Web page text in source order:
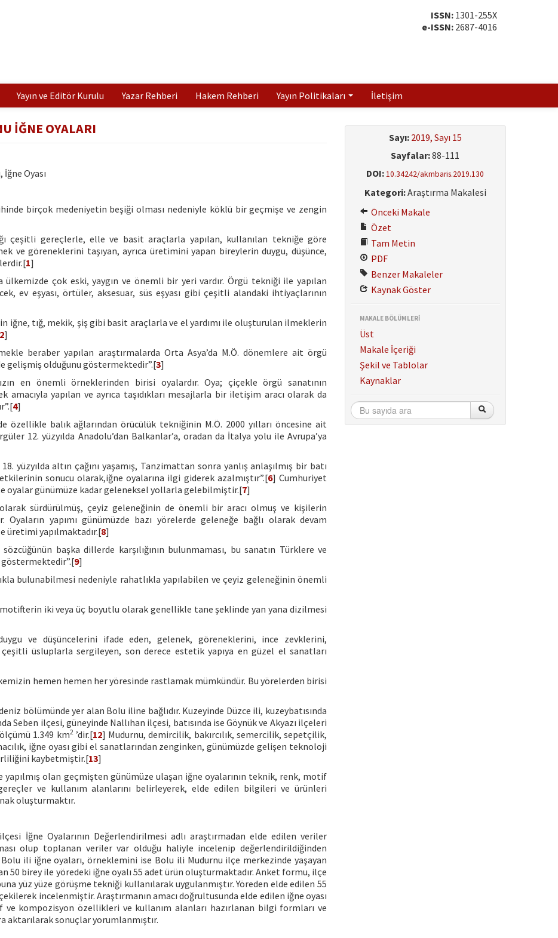
ISSN:1301-255X
e-ISSN:2687-4016
Yayın ve Editör Kurulu Yazar Rehberi Hakem Rehberi Yayın Politikaları İletişim
İĞNE OYALARI
Oyası
birçok medeniyetin beşiği olması nedeniyle köklü bir geçmişe ve zengin
çeşitli gereçlerle, elle ve basit araçlarla yapılan, kullanılan tekniğe göre
ve göreneklerini taşıyan, ayrıca üretimini yapan bireylerin duygu, düşünce,
1]
ülkemizde çok eski, yaygın ve önemli bir yeri vardır. Örgü tekniği ile yapılan
ev eşyası, örtüler, aksesuar, süs eşyası gibi çeşitli alandaki ihtiyaçlarının
iğne, tığ, mekik, şiş gibi basit araçlarla ve el yardımı ile oluşturulan ilmeklerin
2]
beraber yapılan araştırmalarda Orta Asya’da M.Ö. dönemlere ait örgü
gelişmiş olduğunu göstermektedir”.[3]
en önemli örneklerinden birisi oyalardır. Oya; çiçekle örgü sanatının
amacıyla yapılan ve ayrıca taşıdıkları mesajlarla bir iletişim aracı olarak da
4]
özellikle balık ağlarından örücülük tekniğinin M.Ö. 2000 yılları öncesine ait
12. yüzyılda Anadolu’dan Balkanlar’a, oradan da İtalya yolu ile Avrupa’ya
yüzyılda altın çağını yaşamış, Tanzimattan sonra yanlış anlaşılmış bir batı
sonucu olarak,iğne oyalarına ilgi giderek azalmıştır”.[6] Cumhuriyet
günümüze kadar geleneksel yollarla gelebilmiştir.[7]
olarak sürdürülmüş, çeyiz geleneğinin de önemli bir aracı olmuş ve kişilerin
yapımı günümüzde bazı yörelerde geleneğe bağlı olarak devam
üretimi yapılmaktadır.[8]
başka dillerde karşılığının bulunmaması, bu sanatın Türklere ve
göstermektedir”.[9]
bulunabilmesi nedeniyle rahatlıkla yapılabilen ve çeyiz geleneğinin önemli
motifterin iki veya üç boyutlu olarak genellikle tane şeklinde yan yana dizilmesi
ve düşüncelerini ifade eden, gelenek, göreneklerini, ince zevklerini,
çeşitli üsluplarla sergileyen, son derece estetik yapıya en güzel el sanatları
hemen hemen her yöresinde rastlamak mümkündür. Bu yörelerden birisi
bölümünde yer alan Bolu iline bağlıdır. Kuzeyinde Düzce ili, kuzeybatısında
Seben ilçesi, güneyinde Nallıhan ilçesi, batısında ise Göynük ve Akyazı ilçeleri
1.349 km2’dir.[12] Mudurnu, demircilik, bakırcılık, semercilik, sepetçilik,
iğne oyası gibi el sanatlarından zenginken, günümüzde gelişen teknoloji
kaybetmiştir.[13]
yapılmış olan geçmişten günümüze ulaşan iğne oyalarının teknik, renk, motif
ve kullanım alanlarını belirleyerek, elde edilen bilgileri ve ürünleri
oluşturmaktır.
İğne Oyalarının Değerlendirilmesi adlı araştırmadan elde edilen veriler
olup toplanan veriler var olduğu haliyle incelenip değerlendirildiğinden
Bolu ili iğne oyaları, örneklemini ise Bolu ili Mudurnu ilçe merkezinde yaşayan
50 birey ile yöredeki iğne oyalı 55 adet ürün oluşturmaktadır. Anket formu, ilçe
yüz yüze görüşme tekniği kullanılarak uygulanmıştır. Yöreden elde edilen 55
incelenmiştir. Araştırmanın amacı doğrultusunda elde edilen iğne oyası
kompozisyon özellikleri ve kullanım alanları hazırlanan bilgi formları ve
sonuçlar yorumlanmıştır.
Sayı: 2019, Sayı 15
Sayfalar:88-111
DOI: 10.34242/akmbaris.2019.130
Kategori:Araştırma Makalesi
Önceki Makale
Özet
Tam Metin
PDF
Benzer Makaleler
Kaynak Göster
MAKALE BÖLÜMLERİ
Üst
Makale İçeriği
Şekil ve Tablolar
Kaynaklar